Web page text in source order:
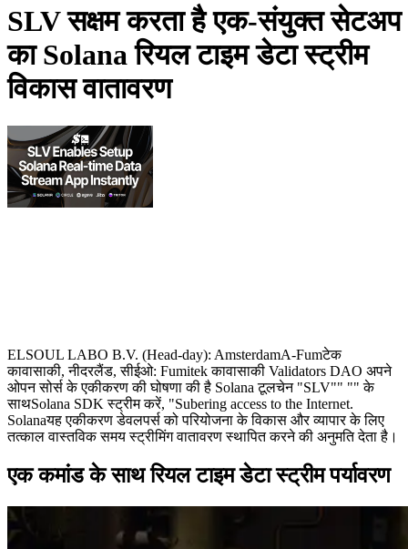
SLV सक्षम करता है एक-संयुक्त सेटअप
का Solana रियल टाइम डेटा स्ट्रीम
विकास वातावरण
ELSOUL LABO B.V. (Head-day): AmsterdamA-Fumटेक
कावासाकी, नीदरलैंड, सीईओ: Fumitek कावासाकी Validators DAO अपने
ओपन सोर्स के एकीकरण की घोषणा की है Solana टूलचेन "SLV"" "" के
साथSolana SDK स्ट्रीम करें, "Subering access to the Internet.
Solanaयह एकीकरण डेवलपर्स को परियोजना के विकास और व्यापार के लिए
तत्काल वास्तविक समय स्ट्रीमिंग वातावरण स्थापित करने की अनुमति देता है।
एक कमांड के साथ रियल टाइम डेटा स्ट्रीम पर्यावरण